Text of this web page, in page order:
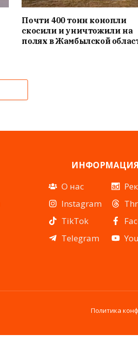
Почти 400 тонн конопли
скосили и уничтожили на
полях в Жамбылской
О нас
Instagram
TikTok
Telegram
Политика